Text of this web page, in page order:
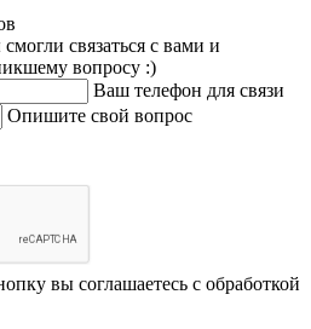
связаться с вами и
вопросу :)
Ваш телефон для связи
Опишите свой вопрос
вы соглашаетесь с обработкой